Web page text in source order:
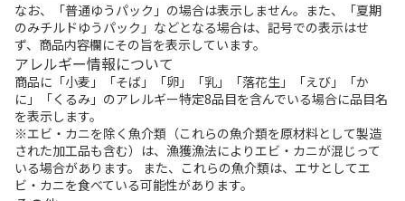
なお、「普通ゆうパック」の場合は表示しません。また、「夏期
のみチルドゆうパック」などとなる場合は、記号での表示はせ
ず、商品内容欄にその旨を表示しています。
アレルギー情報について
商品に「小麦」「そば」「卵」「乳」「落花生」「えび」「か
に」「くるみ」のアレルギー特定8品目を含んでいる場合に品目名
を表示します。
※エビ・カニを除く魚介類（これらの魚介類を原材料として製造
された加工品も含む）は、漁獲漁法によりエビ・カニが混じって
いる場合があります。 また、これらの魚介類は、エサとしてエ
ビ・カニを食べている可能性があります。